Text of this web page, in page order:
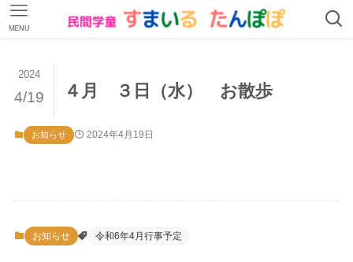
MENU
４月 ３日（水） お散歩
2024
4/19
お知らせ 2024年4月19日
お知らせ 令和6年4月行事予定